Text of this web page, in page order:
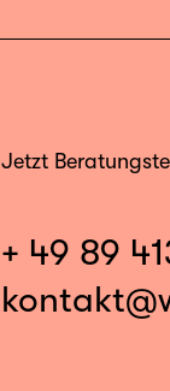
Jetzt
+ 49 89